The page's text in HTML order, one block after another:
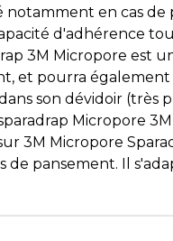
en cas
d'adhérence
3M Micropore est
et pourra
son dévidoir
Micropore
3M Micropore
pansement. Il